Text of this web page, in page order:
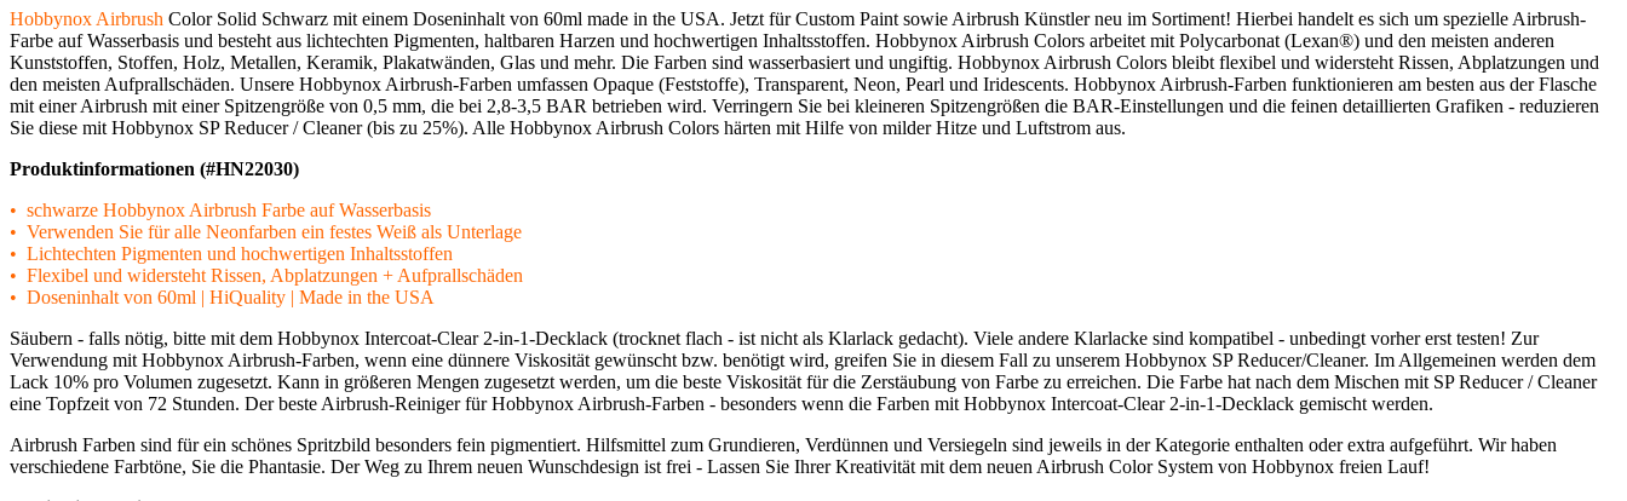
Hobbynox Airbrush Color Solid Schwarz mit einem Doseninhalt von 60ml made in the USA. Jetzt fürCustom Paint sowie Airbrush Künstler neu im Sortiment! Hierbei handelt es sich um spezielle Airbrush-
Farbe auf Wasserbasis und besteht aus lichtechten Pigmenten, haltbaren Harzen und hochwertigen Inhaltsstoffen. Hobbynox Airbrush Colors arbeitet mit Polycarbonat (Lexan®) und den meisten anderen
Kunststoffen, Stoffen, Holz, Metallen, Keramik, Plakatwänden, Glas und mehr. Die Farben sind wasserbasiert und ungiftig. Hobbynox Airbrush Colors bleibt flexibel und widersteht Rissen, Abplatzungen und
den meisten Aufprallschäden. Unsere Hobbynox Airbrush-Farben umfassen Opaque (Feststoffe), Transparent, Neon, Pearl und Iridescents. Hobbynox Airbrush-Farben funktionieren am besten aus der Flasche
mit einer Airbrush mit einer Spitzengröße von 0,5 mm, die bei 2,8-3,5 BAR betrieben wird. Verringern Sie bei kleineren Spitzengrößen die BAR-Einstellungen und die feinen detaillierten Grafiken - reduzieren
Sie diese mit Hobbynox SP Reducer / Cleaner (bis zu 25%). Alle Hobbynox Airbrush Colors härten mit Hilfe von milder Hitze und Luftstrom aus.
Produktinformationen (#HN22030)
• schwarze Hobbynox Airbrush Farbe auf Wasserbasis
• Verwenden Sie für alle Neonfarben ein festes Weiß als Unterlage
• Lichtechten Pigmenten und hochwertigen Inhaltsstoffen
• Flexibel und widersteht Rissen, Abplatzungen + Aufprallschäden
• Doseninhalt von 60ml | HiQuality | Made in the USA
Säubern - falls nötig, bitte mit dem Hobbynox Intercoat-Clear 2-in-1-Decklack (trocknet flach - ist nicht als Klarlack gedacht). Viele andere Klarlacke sind kompatibel - unbedingt vorher erst testen! Zur
Verwendung mit Hobbynox Airbrush-Farben, wenn eine dünnere Viskosität gewünscht bzw. benötigt wird, greifen Sie in diesem Fall zu unserem Hobbynox SP Reducer/Cleaner. Im Allgemeinen werden dem
Lack 10% pro Volumen zugesetzt. Kann in größeren Mengen zugesetzt werden, um die beste Viskosität für die Zerstäubung von Farbe zu erreichen. Die Farbe hat nach dem Mischen mit SP Reducer / Cleaner
eine Topfzeit von 72 Stunden. Der beste Airbrush-Reiniger für Hobbynox Airbrush-Farben - besonders wenn die Farben mit Hobbynox Intercoat-Clear 2-in-1-Decklack gemischt werden.
Airbrush Farben sind für ein schönes Spritzbild besonders fein pigmentiert. Hilfsmittel zum Grundieren, Verdünnen und Versiegeln sind jeweils in der Kategorie enthalten oder extra aufgeführt. Wir haben
verschiedene Farbtöne, Sie die Phantasie. Der Weg zu Ihrem neuen Wunschdesign ist frei - Lassen Sie Ihrer Kreativität mit dem neuen Airbrush Color System von Hobbynox freien Lauf!